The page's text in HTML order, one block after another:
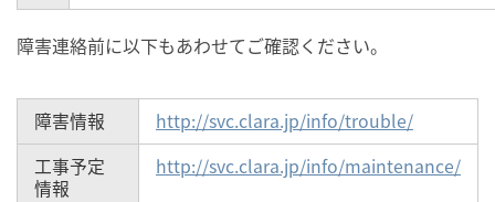
障害連絡前に以下もあわせてご確認ください。
障害情報
http://svc.clara.jp/info/trouble/
工事予定
情報
http://svc.clara.jp/info/maintenance/